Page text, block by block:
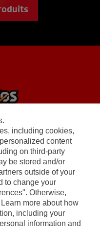
including cookies,
content
on third-party
be stored and/or
outside of your
to change your
Otherwise,
more about how
including your
information and
D'UTILISATION